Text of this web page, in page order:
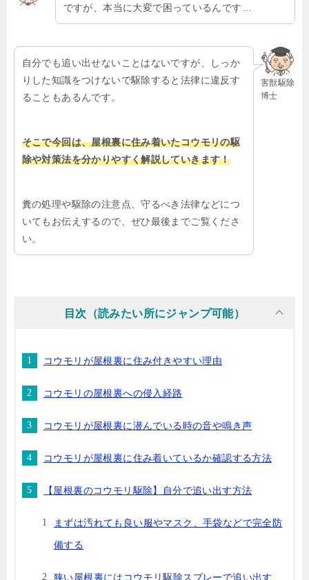
ですが、本当に大変で困っているんです…
害獣駆除
博士
自分でも追い出せないことはないですが、しっか
りした知識をつけないで駆除すると法律に違反す
ることもあるんです。
そこで今回は、屋根裏に住み着いたコウモリの駆
除や対策法を分かりやすく解説していきます！
糞の処理や駆除の注意点、守るべき法律などにつ
いてもお伝えするので、ぜひ最後までご覧くださ
い。
目次（読みたい所にジャンプ可能）
コウモリが屋根裏に住み付きやすい理由
コウモリの屋根裏への侵入経路
コウモリが屋根裏に潜んでいる時の音や鳴き声
コウモリが屋根裏に住み着いているか確認する方法
【屋根裏のコウモリ駆除】自分で追い出す方法
まずは汚れても良い服やマスク、手袋などで完全防
備する
狭い屋根裏にはコウモリ駆除スプレーで追い出す